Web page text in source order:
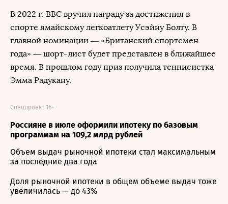
В 2022 г. BBC вручил награду за достижения в
спорте ямайскому легкоатлету Усэйну Болту. В
главной номинации — «Британский спортсмен
года» — шорт-лист будет представлен в ближайшее
время. В прошлом году приз получила теннисистка
Эмма Радукану.
Россияне в июле оформили ипотеку по базовым
программам на 109,2 млрд рублей
Спецпроект 16+
Объем выдач рыночной ипотеки стал максимальным
за последние два года
Доля рыночной ипотеки в общем объеме выдач тоже
увеличилась — до 43%